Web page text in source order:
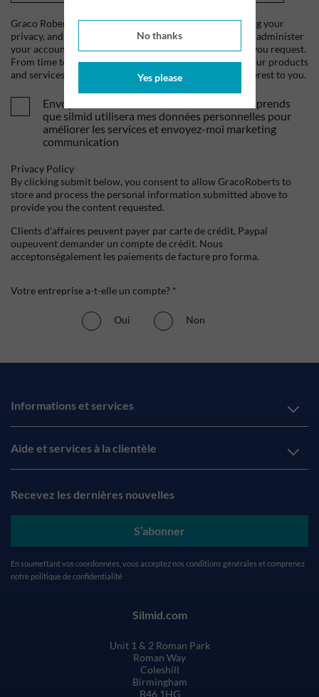
No thanks
Yes please
Graco Roberts is committed to protecting and respecting your
privacy, and we'll only use your personal information to administer
your account and to provide the products and services you request.
From time to time, we would like to contact you about our products
and services, as well as other content that may be of interest to you.
Envoyez-moi vos offres et actualités. Je comprends
que silmid utilisera mes données personnelles pour
améliorer les services et envoyez-moi marketing
communication
Privacy Policy
By clicking submit below, you consent to allow GracoRoberts to
store and process the personal information submitted above to
provide you the content requested.
Clients d'affaires peuvent payer par carte de crédit, Paypal
oupeuvent demander un compte de crédit. Nous
acceptonségalement les paiements de facture pro forma.
Votre entreprise a-t-elle un compte? *
Oui Non
Informations et services
Aide et services à la clientèle
Recevez les dernières nouvelles
S’abonner
En soumettant vos coordonnées, vous acceptez nos conditions générales et comprenez
notre politique de confidentialité
Silmid.com
Unit 1 & 2 Roman Park
Roman Way
Coleshill
Birmingham
B46 1HG